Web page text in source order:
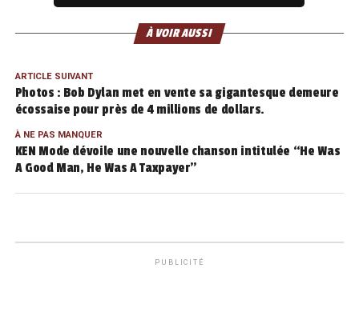
À VOIR AUSSI
ARTICLE SUIVANT
Photos : Bob Dylan met en vente sa gigantesque demeure
écossaise pour près de 4 millions de dollars.
À NE PAS MANQUER
KEN Mode dévoile une nouvelle chanson intitulée “He Was
A Good Man, He Was A Taxpayer”
PUBLICITÉ